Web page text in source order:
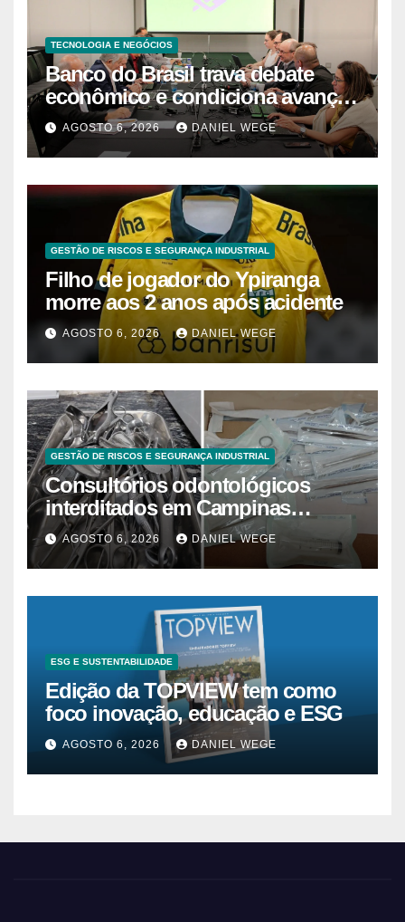
TECNOLOGIA E NEGÓCIOS
Banco do Brasil trava debate
econômico e condiciona avanços
à decisão da Fenaban | Contec
Brasil
AGOSTO 6, 2026 DANIEL WEGE
GESTÃO DE RISCOS E SEGURANÇA INDUSTRIAL
Filho de jogador do Ypiranga
morre aos 2 anos após acidente
AGOSTO 6, 2026 DANIEL WEGE
GESTÃO DE RISCOS E SEGURANÇA INDUSTRIAL
Consultórios odontológicos
interditados em Campinas
superam 2025
AGOSTO 6, 2026 DANIEL WEGE
ESG E SUSTENTABILIDADE
Edição da TOPVIEW tem como
foco inovação, educação e ESG
AGOSTO 6, 2026 DANIEL WEGE